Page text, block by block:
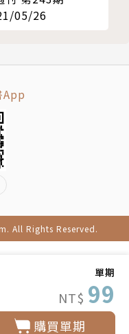
單期
NT$ 99
購買單期
05/26
All Rights Reserved.